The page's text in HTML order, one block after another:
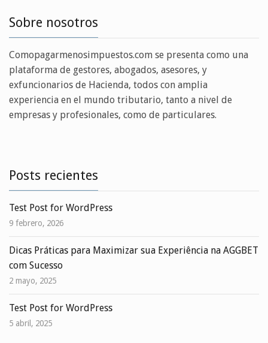
Sobre nosotros
Comopagarmenosimpuestos.com se presenta como una
plataforma de gestores, abogados, asesores, y
exfuncionarios de Hacienda, todos con amplia
experiencia en el mundo tributario, tanto a nivel de
empresas y profesionales, como de particulares.
Posts recientes
Test Post for WordPress
9 febrero, 2026
Dicas Práticas para Maximizar sua Experiência na AGGBET
com Sucesso
2 mayo, 2025
Test Post for WordPress
5 abril, 2025